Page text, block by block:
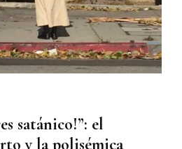
satánico!”: el
y la polisémica